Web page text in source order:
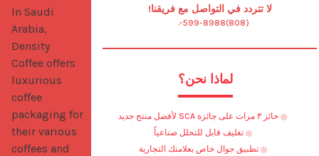
In Saudi
Arabia,
Density
Coffee offers
luxurious
coffee
packaging for
their various
coffees and
لا تتردد في التواصل مع فريقنا!
(808)599-8988
لماذا نحن؟
حائز ٣ مرات على جائزة SCA لأفضل منتج جديد
تغليف قابل للتحلل صناعياً
تطبيق جوال خاص بعلامتك التجارية